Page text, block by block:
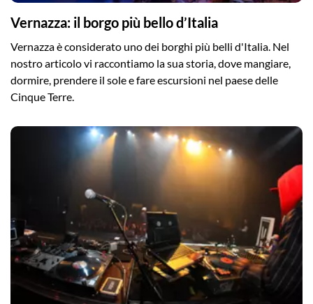
Vernazza: il borgo più bello d’Italia
Vernazza è considerato uno dei borghi più belli d'Italia. Nel
nostro articolo vi raccontiamo la sua storia, dove mangiare,
dormire, prendere il sole e fare escursioni nel paese delle
Cinque Terre.